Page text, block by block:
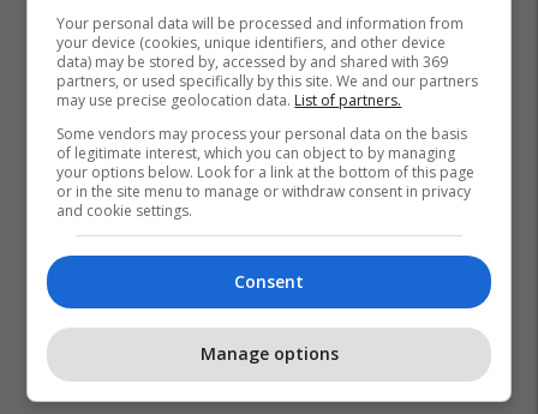
Your personal data will be processed and information from
your device (cookies, unique identifiers, and other device
data) may be stored by, accessed by and shared with 369
partners, or used specifically by this site. We and our partners
may use precise geolocation data. List of partners.
Some vendors may process your personal data on the basis
of legitimate interest, which you can object to by managing
your options below. Look for a link at the bottom of this page
or in the site menu to manage or withdraw consent in privacy
and cookie settings.
Consent
Manage options